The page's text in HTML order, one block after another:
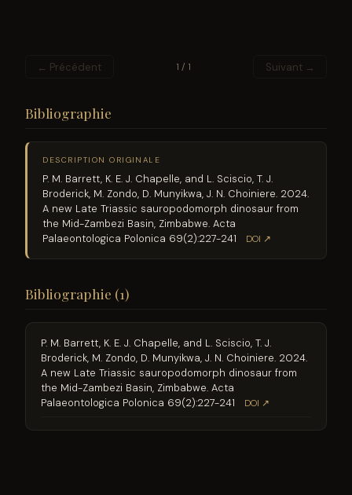
← Précédent 1 / 1 Suivant →
Bibliographie
DESCRIPTION ORIGINALE
P. M. Barrett, K. E. J. Chapelle, and L. Sciscio, T. J.
Broderick, M. Zondo, D. Munyikwa, J. N. Choiniere. 2024.
A new Late Triassic sauropodomorph dinosaur from
the Mid-Zambezi Basin, Zimbabwe. Acta
Palaeontologica Polonica 69(2):227-241
DOI ↗
Bibliographie (1)
P. M. Barrett, K. E. J. Chapelle, and L. Sciscio, T. J.
Broderick, M. Zondo, D. Munyikwa, J. N. Choiniere. 2024.
A new Late Triassic sauropodomorph dinosaur from
the Mid-Zambezi Basin, Zimbabwe. Acta
Palaeontologica Polonica 69(2):227-241
DOI ↗